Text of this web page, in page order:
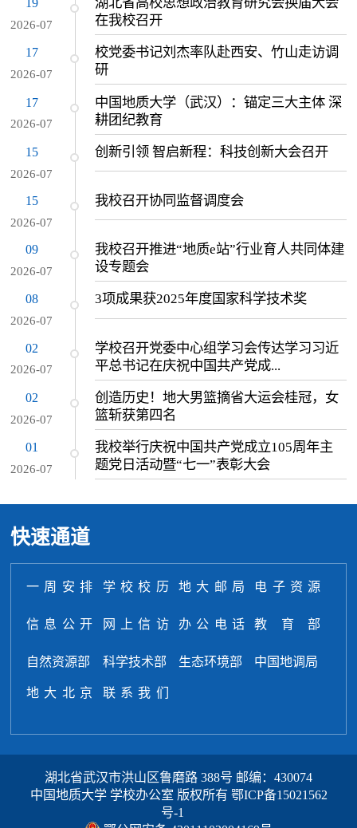
2026-07
在我校召开
17
2026-07
校党委书记刘杰率队赴西安、竹山走访调
研
17
2026-07
中国地质大学（武汉）：锚定三大主体 深
耕团纪教育
15
2026-07
创新引领 智启新程：科技创新大会召开
15
2026-07
我校召开协同监督调度会
09
2026-07
我校召开推进“地质e站”行业育人共同体建
设专题会
08
2026-07
3项成果获2025年度国家科学技术奖
02
2026-07
学校召开党委中心组学习会传达学习习近
平总书记在庆祝中国共产党成...
02
2026-07
创造历史！地大男篮摘省大运会桂冠，女
篮斩获第四名
01
2026-07
我校举行庆祝中国共产党成立105周年主
题党日活动暨“七一”表彰大会
快速通道
一周安排 学校校历 地大邮局 电子资源
信息公开 网上信访 办公电话 教育部
自然资源部 科学技术部 生态环境部 中国地调局
地大北京 联系我们
湖北省武汉市洪山区鲁磨路 388号 邮编：430074
中国地质大学 学校办公室 版权所有 鄂ICP备15021562
号-1